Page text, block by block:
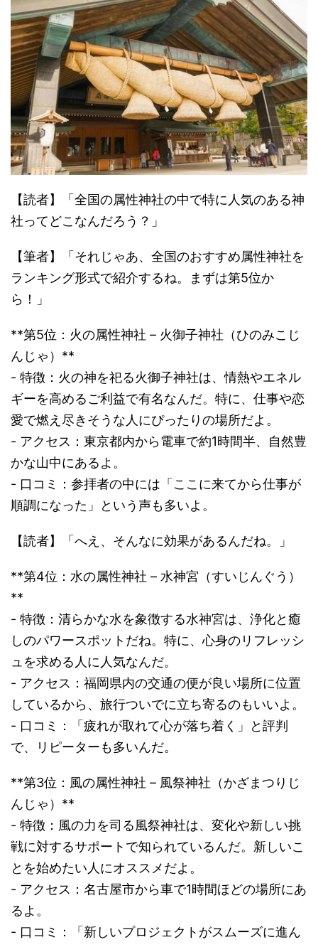
【読者】「全国の属性神社の中で特に人気のある神
社ってどこなんだろう？」
【筆者】「それじゃあ、全国のおすすめ属性神社を
ランキング形式で紹介するね。まずは第5位か
ら！」
**第5位：火の属性神社 – 火御子神社（ひのみこじ
んじゃ）**
- 特徴：火の神を祀る火御子神社は、情熱やエネル
ギーを高めるご利益で有名なんだ。特に、仕事や恋
愛で燃え尽きそうな人にぴったりの場所だよ。
- アクセス：東京都内から電車で約1時間半、自然豊
かな山中にあるよ。
- 口コミ：参拝者の中には「ここに来てから仕事が
順調になった」という声も多いよ。
【読者】「へえ、そんなに効果があるんだね。」
**第4位：水の属性神社 – 水神宮（すいじんぐう）
**
- 特徴：清らかな水を象徴する水神宮は、浄化と癒
しのパワースポットだね。特に、心身のリフレッシ
ュを求める人に人気なんだ。
- アクセス：福岡県内の交通の便が良い場所に位置
しているから、旅行ついでに立ち寄るのもいいよ。
- 口コミ：「疲れが取れて心が落ち着く」と評判
で、リピーターも多いんだ。
**第3位：風の属性神社 – 風祭神社（かざまつりじ
んじゃ）**
- 特徴：風の力を司る風祭神社は、変化や新しい挑
戦に対するサポートで知られているんだ。新しいこ
とを始めたい人にオススメだよ。
- アクセス：名古屋市から車で1時間ほどの場所にあ
るよ。
- 口コミ：「新しいプロジェクトがスムーズに進ん